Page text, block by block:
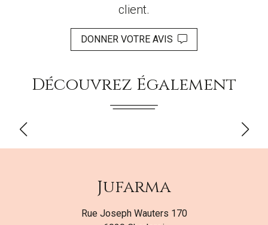
client.
DONNER VOTRE AVIS
Découvrez Également
Jufarma
Rue Joseph Wauters 170